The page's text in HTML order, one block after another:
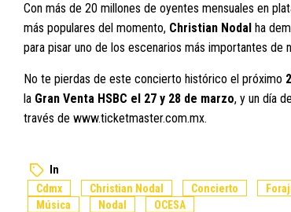
Con más de 20 millones de oyentes mensuales en
más populares del momento, Christian Nodal ha
para pisar uno de los escenarios más importantes de
No te pierdas de este concierto histórico el próximo
la Gran Venta HSBC el 27 y 28 de marzo, y un día
través de www.ticketmaster.com.mx.
In
Cdmx Christian Nodal Concierto
Música
Nodal OCESA